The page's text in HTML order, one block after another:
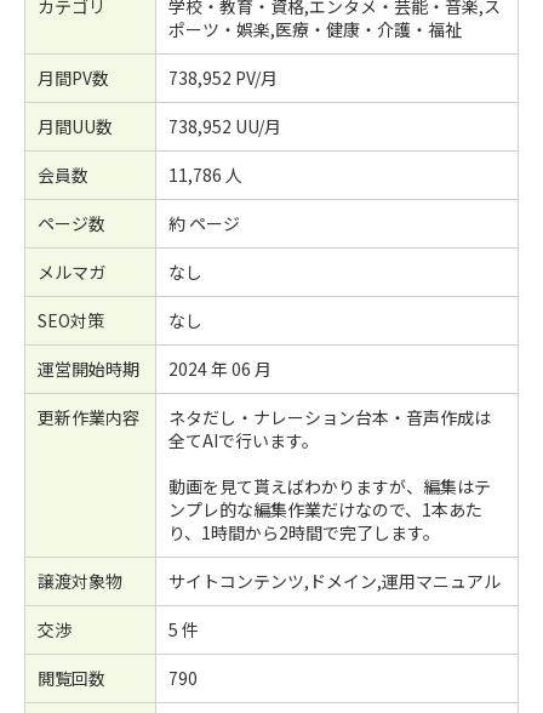
カテゴリ
学校・教育・資格,エンタメ・芸能・音楽,ス
ポーツ・娯楽,医療・健康・介護・福祉
月間PV数
738,952 PV/月
月間UU数
738,952 UU/月
会員数
11,786 人
ページ数
約 ページ
メルマガ
なし
SEO対策
なし
運営開始時期
2024 年 06 月
更新作業内容
ネタだし・ナレーション台本・音声作成は
全てAIで行います。
動画を見て貰えばわかりますが、編集はテ
ンプレ的な編集作業だけなので、1本あた
り、1時間から2時間で完了します。
譲渡対象物
サイトコンテンツ,ドメイン,運用マニュアル
交渉
5 件
閲覧回数
790